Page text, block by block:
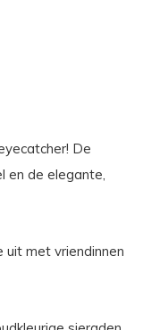
De
en de elegante,
uit met vriendinnen